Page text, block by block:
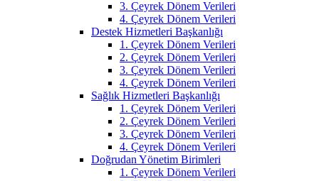
3. Çeyrek Dönem Verileri
4. Çeyrek Dönem Verileri
Destek Hizmetleri Başkanlığı
1. Çeyrek Dönem Verileri
2. Çeyrek Dönem Verileri
3. Çeyrek Dönem Verileri
4. Çeyrek Dönem Verileri
Sağlık Hizmetleri Başkanlığı
1. Çeyrek Dönem Verileri
2. Çeyrek Dönem Verileri
3. Çeyrek Dönem Verileri
4. Çeyrek Dönem Verileri
Doğrudan Yönetim Birimleri
1. Çeyrek Dönem Verileri